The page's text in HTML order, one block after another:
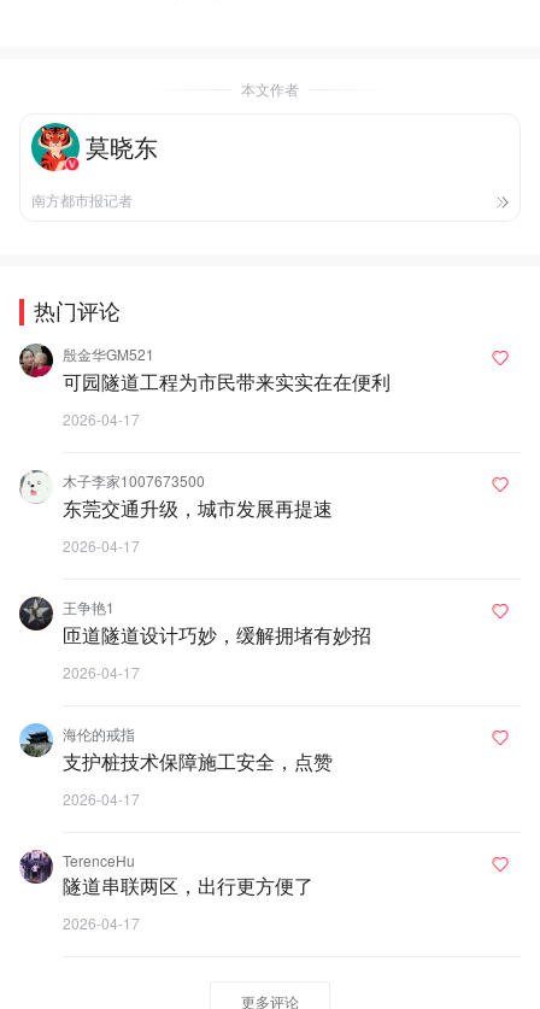
本文作者
莫晓东
南方都市报记者
热门评论
殷金华GM521
可园隧道工程为市民带来实实在在便利
2026-04-17
木子李家1007673500
东莞交通升级，城市发展再提速
2026-04-17
王争艳1
匝道隧道设计巧妙，缓解拥堵有妙招
2026-04-17
海伦的戒指
支护桩技术保障施工安全，点赞
2026-04-17
TerenceHu
隧道串联两区，出行更方便了
2026-04-17
更多评论